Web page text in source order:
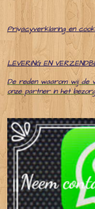
Privacyverklaring en
LEVERING EN
De reden waarom wij de
onze partner in het